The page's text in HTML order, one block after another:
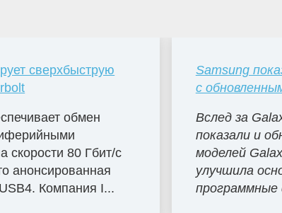
сверхбыструю
обмен
скорости 80 Гбит/с
анонсированная
Компания I...
Samsung
с
Вслед за
показали и
моделей
улучшила
программные